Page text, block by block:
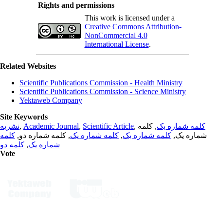
Rights and permissions
This work is licensed under a
Creative Commons Attribution-
NonCommercial 4.0
International License.
Related Websites
Scientific Publications Commission - Health Ministry
Scientific Publications Commission - Science Ministry
Yektaweb Company
Site Keywords
نشریه, Academic Journal, Scientific Article, کلمه شماره یک, کلمه
شماره یک, کلمه شماره یک, کلمه شماره یک, کلمه شماره دو, کلمه
شماره یک, کلمه دو
Vote